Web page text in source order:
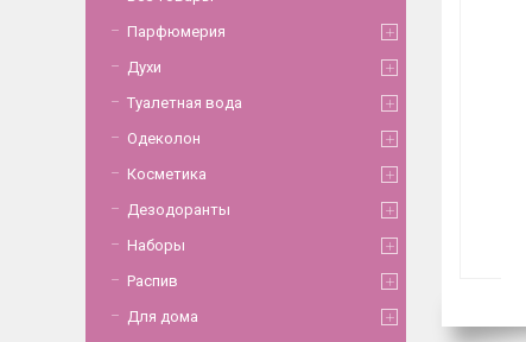
Парфюмерия
Духи
Туалетная вода
Одеколон
Косметика
Дезодоранты
Наборы
Распив
Для дома